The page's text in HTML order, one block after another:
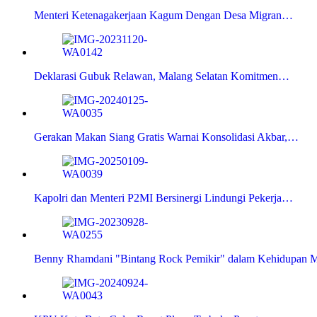
Menteri Ketenagakerjaan Kagum Dengan Desa Migran…
Deklarasi Gubuk Relawan, Malang Selatan Komitmen…
Gerakan Makan Siang Gratis Warnai Konsolidasi Akbar,…
Kapolri dan Menteri P2MI Bersinergi Lindungi Pekerja…
Benny Rhamdani "Bintang Rock Pemikir" dalam Kehidupan